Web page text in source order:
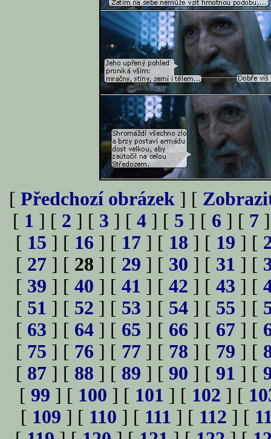
[ Předchozí obrázek ] [
[ 1 ] [ 2 ] [ 3 ] [ 4 ] [ 5 ] [ 6 ] [ 7
[ 15 ] [ 16 ] [ 17 ] [ 18 ] [ 19 ] [
[ 27 ] [ 28 ] [ 29 ] [ 30 ] [ 31 ] [
[ 39 ] [ 40 ] [ 41 ] [ 42 ] [ 43 ] [
[ 51 ] [ 52 ] [ 53 ] [ 54 ] [ 55 ] [
[ 63 ] [ 64 ] [ 65 ] [ 66 ] [ 67 ] [
[ 75 ] [ 76 ] [ 77 ] [ 78 ] [ 79 ] [
[ 87 ] [ 88 ] [ 89 ] [ 90 ] [ 91 ] [
[ 99 ] [ 100 ] [ 101 ] [ 102 ] [
[ 109 ] [ 110 ] [ 111 ] [ 112 ] [